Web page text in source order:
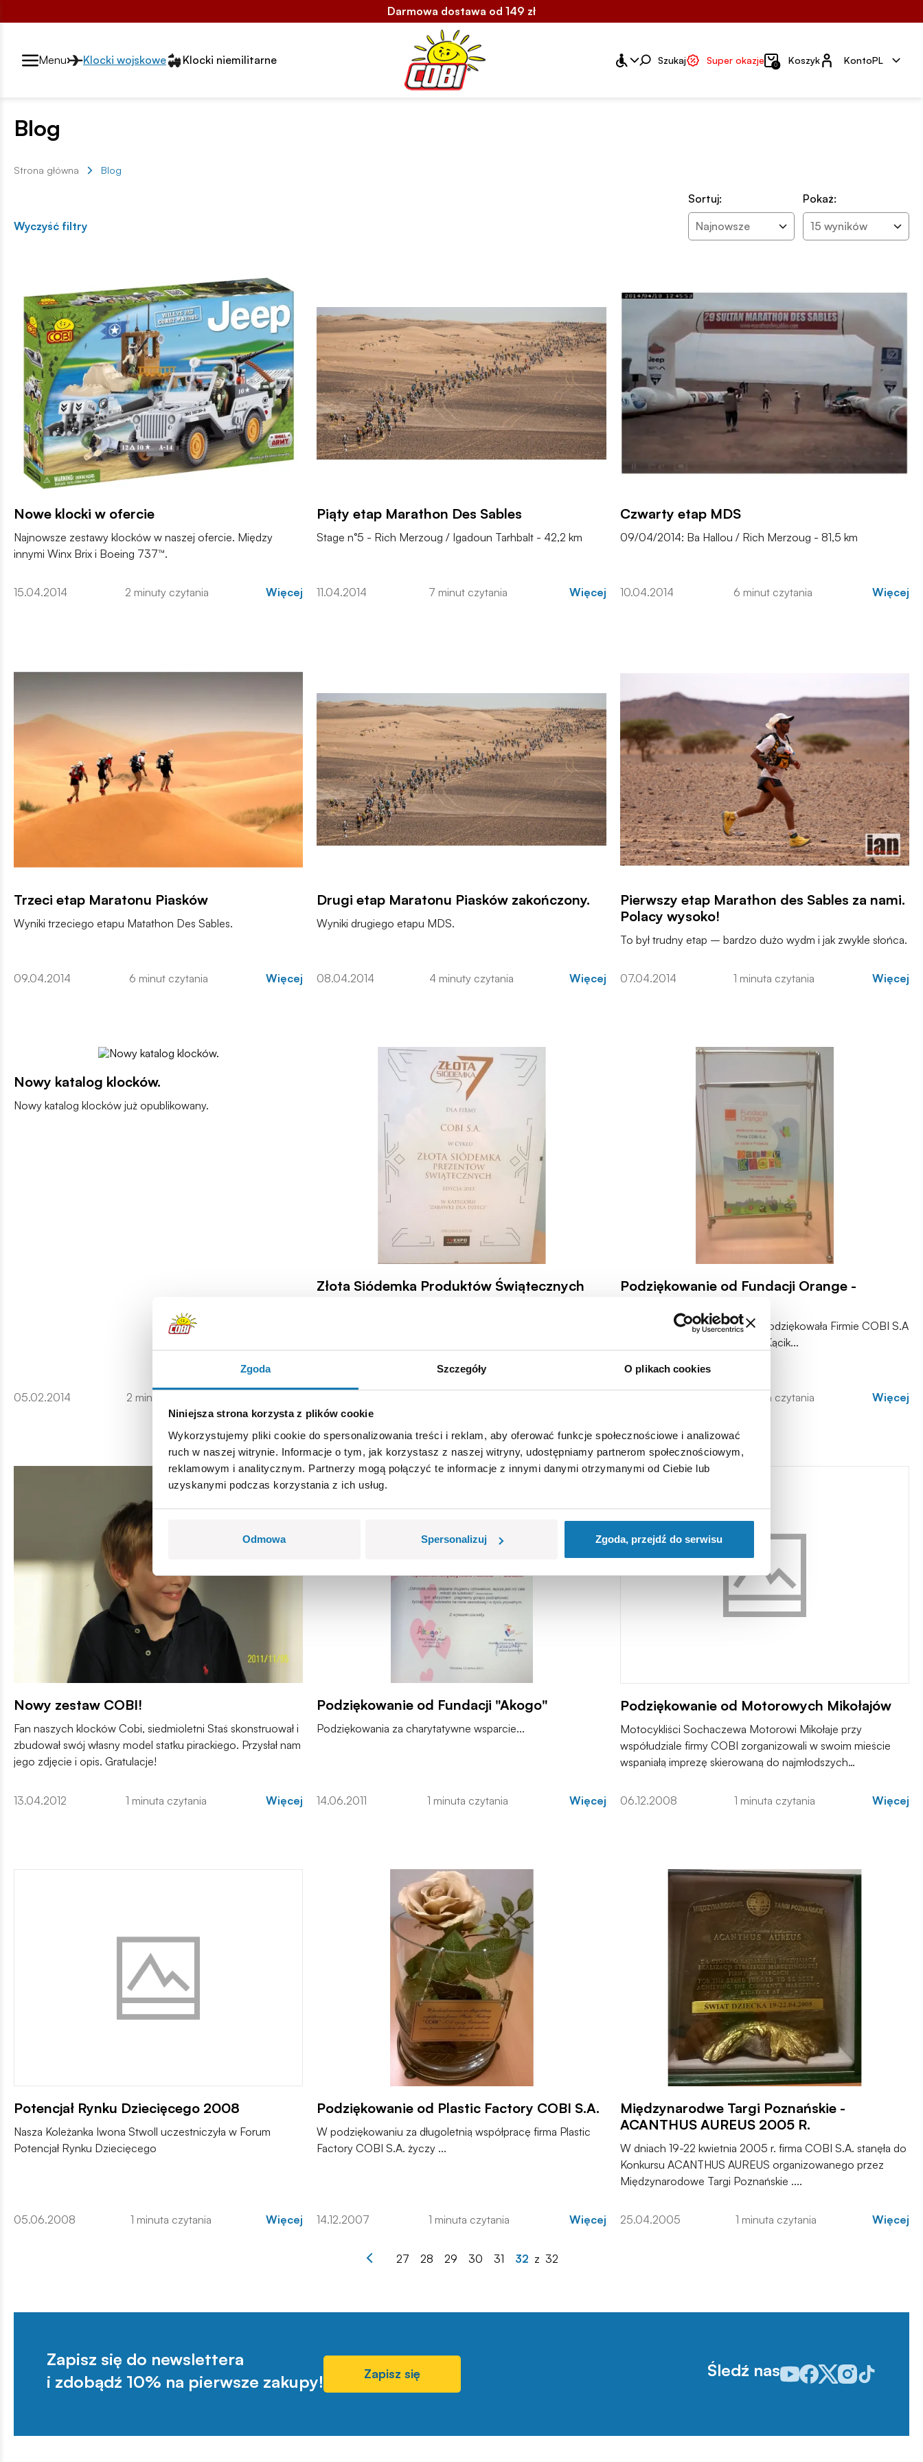
Zgoda Szczegóły O plikach cookies
Niniejsza strona korzysta z plików cookie
Wykorzystujemy pliki cookie do spersonalizowania treści i reklam, aby oferować funkcje społecznościowe i analizować
ruch w naszej witrynie. Informacje o tym, jak korzystasz z naszej witryny, udostępniamy partnerom społecznościowym,
reklamowym i analitycznym. Partnerzy mogą połączyć te informacje z innymi danymi otrzymanymi od Ciebie lub
uzyskanymi podczas korzystania z ich usług.
Odmowa Spersonalizuj Zgoda, przejdź do serwisu
Darmowa dostawa od 149 zł
Przełącznik segmentów2
Menu Klocki wojskowe Klocki niemilitarne Szukaj Super okazje 0 KoszykKonto
KontoPL
Blog
Strona główna Blog
Wyczyść filtry
Sortuj:
Najnowsze
Pokaż:
15 wyników
Nowe klocki w ofercie
Najnowsze zestawy klocków w naszej ofercie. Między
innymi Winx Brix i Boeing 737™.
15.04.2014 2 minuty czytania Więcej
Piąty etap Marathon Des Sables
Stage n°5 - Rich Merzoug / Igadoun Tarhbalt - 42,2 km
11.04.2014 7 minut czytania Więcej
Czwarty etap MDS
09/04/2014: Ba Hallou / Rich Merzoug - 81,5 km
10.04.2014 6 minut czytania Więcej
Trzeci etap Maratonu Piasków
Wyniki trzeciego etapu Matathon Des Sables.
09.04.2014 6 minut czytania Więcej
Drugi etap Maratonu Piasków zakończony.
Wyniki drugiego etapu MDS.
08.04.2014 4 minuty czytania Więcej
Pierwszy etap Marathon des Sables za nami.
Polacy wysoko!
To był trudny etap – bardzo dużo wydm i jak zwykle słońca.
07.04.2014 1 minuta czytania Więcej
Nowy katalog klocków.
Nowy katalog klocków już opublikowany.
05.02.2014 2 minuty czytania
Złota Siódemka Produktów Świątecznych
2013 wg portalu TVEXPO.
Podziękowanie od Fundacji Orange -
Fundacja Orange serdecznie podziękowała Firmie COBI S.A
za udział w projekcje Bajkowy Kącik...
1 minuta czytania Więcej
Nowy zestaw COBI!
Fan naszych klocków Cobi, siedmioletni Staś skonstruował i
zbudował swój własny model statku pirackiego. Przysłał nam
jego zdjęcie i opis. Gratulacje!
13.04.2012 1 minuta czytania Więcej
Podziękowanie od Fundacji "Akogo"
Podziękowania za charytatywne wsparcie...
14.06.2011 1 minuta czytania Więcej
Podziękowanie od Motorowych Mikołajów
Motocykliści Sochaczewa Motorowi Mikołaje przy
współudziale firmy COBI zorganizowali w swoim mieście
wspaniałą imprezę skierowaną do najmłodszych
06.12.2008
1 minuta czytania Więcej
Potencjał Rynku Dziecięcego 2008
Nasza Koleżanka Iwona Stwoll uczestniczyła w Forum
Potencjał Rynku Dziecięcego
05.06.2008 1 minuta czytania Więcej
Podziękowanie od Plastic Factory COBI S.A.
W podziękowaniu za długoletnią współpracę firma Plastic
Factory COBI S.A. życzy ...
14.12.2007 1 minuta czytania Więcej
Międzynarodwe Targi Poznańskie -
ACANTHUS AUREUS 2005 R.
W dniach 19-22 kwietnia 2005 r. firma COBI S.A. stanęła do
Konkursu ACANTHUS AUREUS organizowanego przez
Międzynarodowe Targi Poznańskie ....
25.04.2005 1 minuta czytania Więcej
27 28 29 30 31 32 z 32
Zapisz się do newslettera
i zdobądź 10% na pierwsze zakupy!
Zapisz się Śledź nasOdwiedź nasz profil w serwisie
Odwiedź nasz profil w
Odwiedź nasz profil w
Odwiedź nasz
Odwiedź